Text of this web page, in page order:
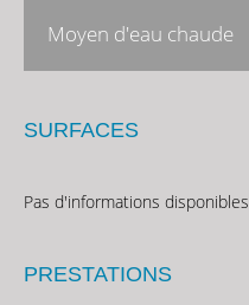
Moyen d'eau chaude
SURFACES
Pas d'informations disponibles
PRESTATIONS